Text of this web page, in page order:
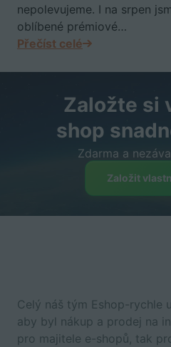
nepolevujeme. I na srpen
oblíbené prémiové…
Přečíst celé
Založte si
shop
Zdarma a
Založit
Celý náš tým Eshop-rychle
aby byl nákup a prodej na
pro majitele e-shopů, tak